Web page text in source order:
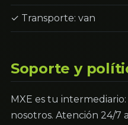
✓ Transporte: van
Soporte y
MXE es tu
nosotros. Atención 24/7